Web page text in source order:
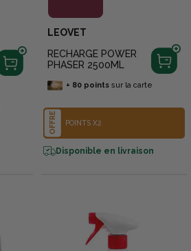
LEOVET
RECHARGE POWER
PHASER 2500ML
+ 80pointssur la carte
OFFRE POINTS X2
Disponible en livraison